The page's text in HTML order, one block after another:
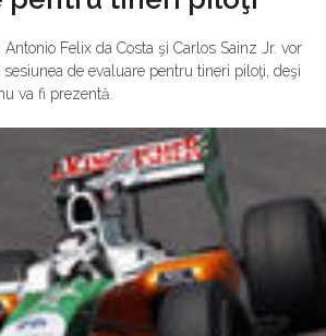
Felix da Costa şi Carlos Sainz Jr. vor
de evaluare pentru tineri piloţi, deşi
va fi prezentă.